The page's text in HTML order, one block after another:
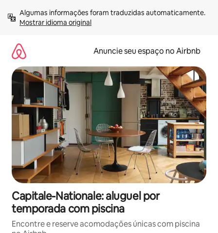
para
Mostrar idioma original
Anuncie seu espaço no Airbnb
Capitale-Nationale: aluguel por
temporada com piscina
Encontre e reserve acomodações únicas com piscina